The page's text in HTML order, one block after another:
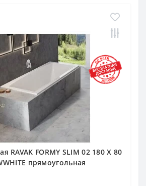
RAVAK FORMY SLIM 02 180 X 80
прямоугольная